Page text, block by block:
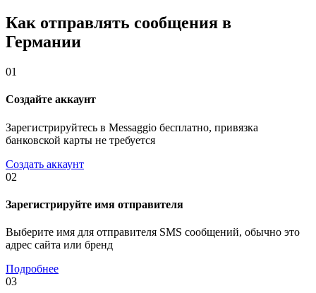
Как отправлять сообщения в
Германии
01
Создайте аккаунт
Зарегистрируйтесь в Messaggio бесплатно, привязка
банковской карты не требуется
Создать аккаунт
02
Зарегистрируйте имя отправителя
Выберите имя для отправителя SMS сообщений, обычно это
адрес сайта или бренд
Подробнее
03